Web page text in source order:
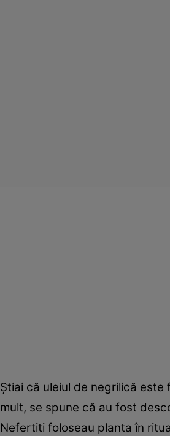
Ştiai că uleiul de negrilică
mult, se spune că au fost
Nefertiti foloseau planta în